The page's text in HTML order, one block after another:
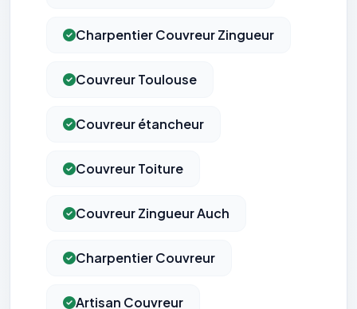
Charpentier Couvreur Zingueur
Couvreur Toulouse
Couvreur étancheur
Couvreur Toiture
Couvreur Zingueur Auch
Charpentier Couvreur
Artisan Couvreur